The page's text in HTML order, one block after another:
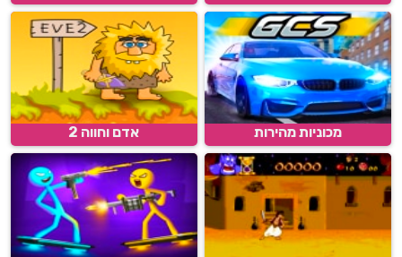
מכוניות מהירות אדם וחווה 2